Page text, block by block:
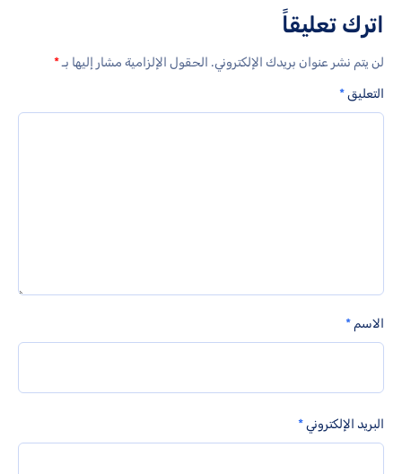
اترك تعليقاً
لن يتم نشر عنوان بريدك الإلكتروني. الحقول الإلزامية مشار إليها بـ*
التعليق*
الاسم *
البريد الإلكتروني*